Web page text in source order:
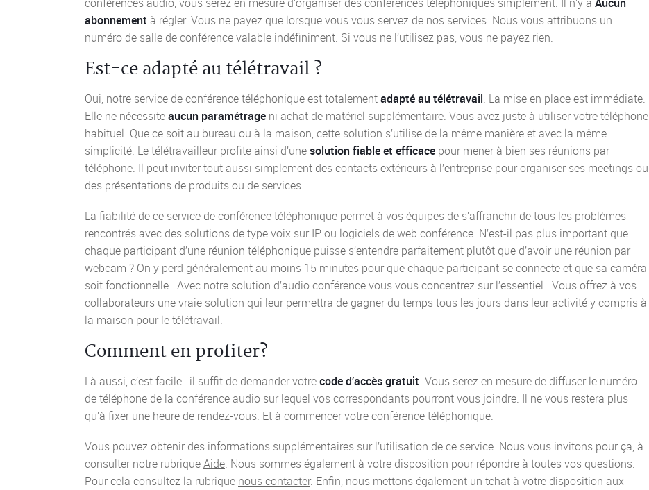
abonnement à régler. Vous ne payez que lorsque vous vous servez de nos services. Nous vous attribuons un
numéro de salle de conférence valable indéfiniment. Si vous ne l’utilisez pas, vous ne payez rien.
Est-ce adapté au télétravail ?
Oui, notre service de conférence téléphonique est totalementadapté au télétravail. La mise en place est immédiate.
Elle ne nécessiteaucun paramétrage ni achat de matériel supplémentaire. Vous avez juste à utiliser votre téléphone
habituel. Que ce soit au bureau ou à la maison, cette solution s’utilise de la même manière et avec la même
simplicité. Le télétravailleur profite ainsi d’unesolution fiable et efficace pour mener à bien ses réunions par
téléphone. Il peut inviter tout aussi simplement des contacts extérieurs à l’entreprise pour organiser ses meetings ou
des présentations de produits ou de services.
La fiabilité de ce service de conférence téléphonique permet à vos équipes de s’affranchir de tous les problèmes
rencontrés avec des solutions de type voix sur IP ou logiciels de web conférence. N’est-il pas plus important que
chaque participant d’une réunion téléphonique puisse s’entendre parfaitement plutôt que d’avoir une réunion par
webcam ? On y perd généralement au moins 15 minutes pour que chaque participant se connecte et que sa caméra
soit fonctionnelle . Avec notre solution d’audio conférence vous vous concentrez sur l’essentiel. Vous offrez à vos
collaborateurs une vraie solution qui leur permettra de gagner du temps tous les jours dans leur activité y compris à
la maison pour le télétravail.
Comment en profiter?
Là aussi, c’est facile : il suffit de demander votrecode d’accès gratuit. Vous serez en mesure de diffuser le numéro
de téléphone de la conférence audio sur lequel vos correspondants pourront vous joindre. Il ne vous restera plus
qu’à fixer une heure de rendez-vous. Et à commencer votre conférence téléphonique.
Vous pouvez obtenir des informations supplémentaires sur l’utilisation de ce service. Nous vous invitons pour ça, à
consulter notre rubriqueAide. Nous sommes également à votre disposition pour répondre à toutes vos questions.
Pour cela consultez la rubrique nous contacter. Enfin, nous mettons également un tchat à votre disposition aux